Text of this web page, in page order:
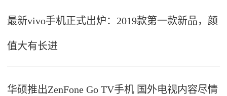
最新vivo手机正式出炉：2019款第一款新品，颜
值大有长进
华硕推出ZenFone Go TV手机 国外电视内容尽情